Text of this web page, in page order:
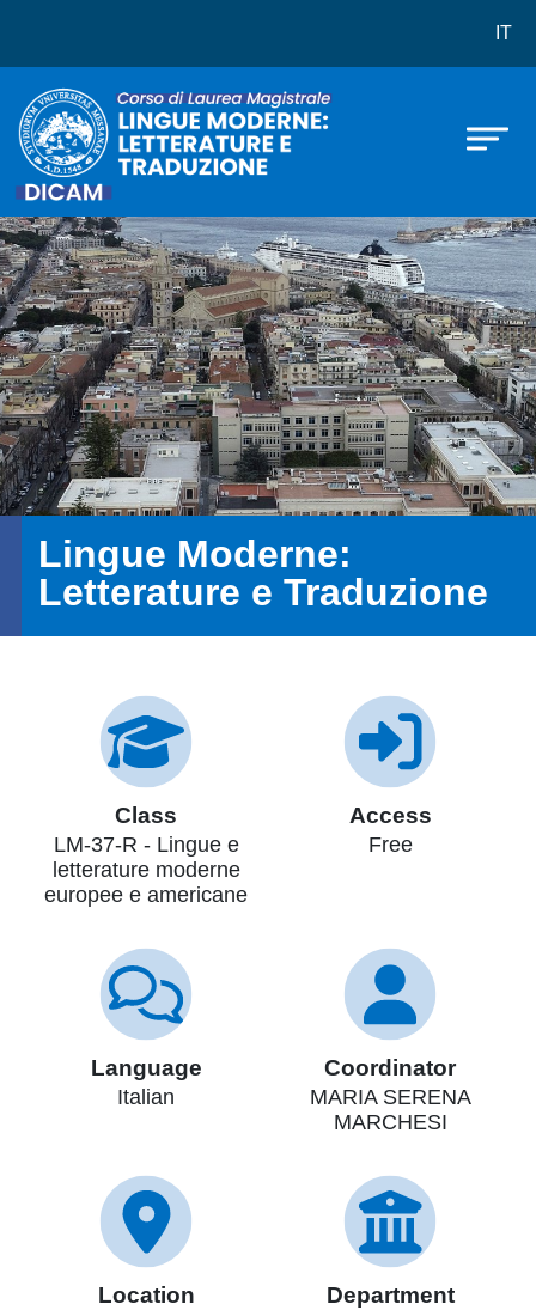
Corso di laurea in Lingue IT
Immagine
Lingue Moderne:
Letterature e Traduzione
Class
LM-37-R - Lingue e
letterature moderne
europee e americane
Access
Free
Language
Italian
Coordinator
MARIA SERENA
MARCHESI
Location Department